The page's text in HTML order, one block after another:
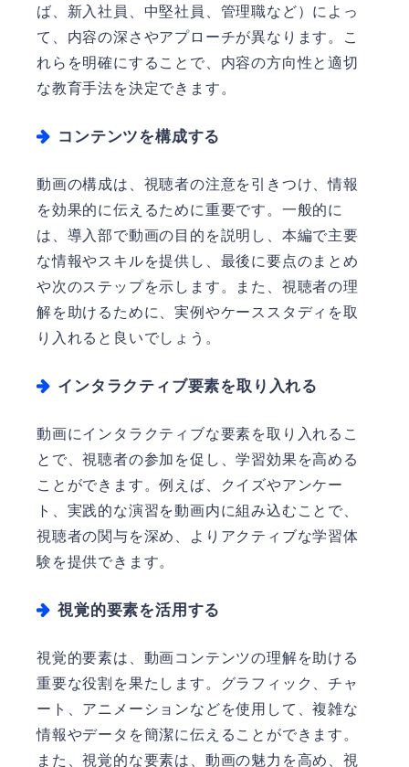
ば、新入社員、中堅社員、管理職など）によっ
て、内容の深さやアプローチが異なります。こ
れらを明確にすることで、内容の方向性と適切
な教育手法を決定できます。
コンテンツを構成する
動画の構成は、視聴者の注意を引きつけ、情報
を効果的に伝えるために重要です。一般的に
は、導入部で動画の目的を説明し、本編で主要
な情報やスキルを提供し、最後に要点のまとめ
や次のステップを示します。また、視聴者の理
解を助けるために、実例やケーススタディを取
り入れると良いでしょう。
インタラクティブ要素を取り入れる
動画にインタラクティブな要素を取り入れるこ
とで、視聴者の参加を促し、学習効果を高める
ことができます。例えば、クイズやアンケー
ト、実践的な演習を動画内に組み込むことで、
視聴者の関与を深め、よりアクティブな学習体
験を提供できます。
視覚的要素を活用する
視覚的要素は、動画コンテンツの理解を助ける
重要な役割を果たします。グラフィック、チャ
ート、アニメーションなどを使用して、複雑な
情報やデータを簡潔に伝えることができます。
また、視覚的な要素は、動画の魅力を高め、視